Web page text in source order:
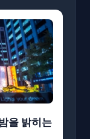
을 밝히는